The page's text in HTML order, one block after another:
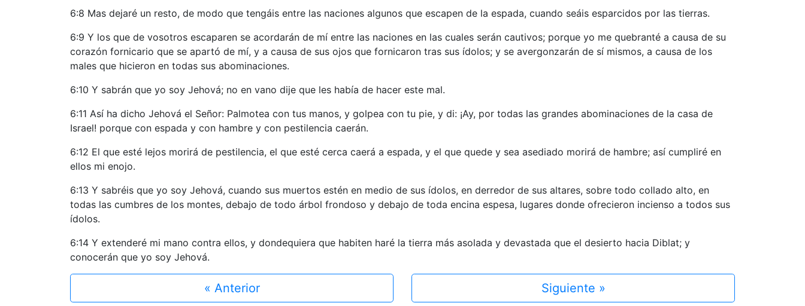
6:8 Mas dejaré un resto, de modo que tengáis entre las naciones algunos que escapen de la espada, cuando seáis esparcidos por las tierras.
6:9 Y los que de vosotros escaparen se acordarán de mí entre las naciones en las cuales serán cautivos; porque yo me quebranté a causa de su
corazón fornicario que se apartó de mí, y a causa de sus ojos que fornicaron tras sus ídolos; y se avergonzarán de sí mismos, a causa de los
males que hicieron en todas sus abominaciones.
6:10 Y sabrán que yo soy Jehová; no en vano dije que les había de hacer este mal.
6:11 Así ha dicho Jehová el Señor: Palmotea con tus manos, y golpea con tu pie, y di: ¡Ay, por todas las grandes abominaciones de la casa de
Israel! porque con espada y con hambre y con pestilencia caerán.
6:12 El que esté lejos morirá de pestilencia, el que esté cerca caerá a espada, y el que quede y sea asediado morirá de hambre; así cumpliré en
ellos mi enojo.
6:13 Y sabréis que yo soy Jehová, cuando sus muertos estén en medio de sus ídolos, en derredor de sus altares, sobre todo collado alto, en
todas las cumbres de los montes, debajo de todo árbol frondoso y debajo de toda encina espesa, lugares donde ofrecieron incienso a todos sus
ídolos.
6:14 Y extenderé mi mano contra ellos, y dondequiera que habiten haré la tierra más asolada y devastada que el desierto hacia Diblat; y
conocerán que yo soy Jehová.
« Anterior Siguiente »